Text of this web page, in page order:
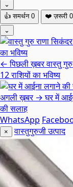
⌄
👍 समर्थन 0 ❤️ ज़रूरी 0
⌄
← पिछली ख़बरवास्तु
12 राशियों का भविष्य
अगली ख़बर →घर में
की सलाह
WhatsApp
× वास्तुगुरुजी उत्पाद